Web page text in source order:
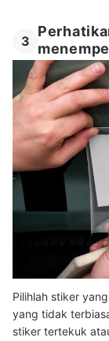
3
Pilihlah stiker
yang tidak
stiker tertekuk